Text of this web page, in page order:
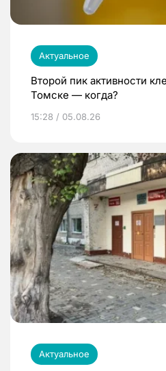
Актуальное
Второй пик активности
Томске — когда?
15:28 / 05.08.26
Актуальное